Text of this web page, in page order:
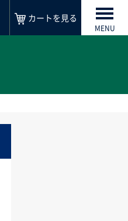
カートを見る
MENU